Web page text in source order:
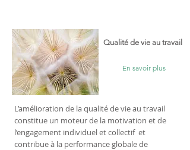
Qualité de vie au travail
En savoir plus
L’amélioration de la qualité de vie au travail
constitue un moteur de la motivation et de
l’engagement individuel et collectif et
contribue à la performance globale de